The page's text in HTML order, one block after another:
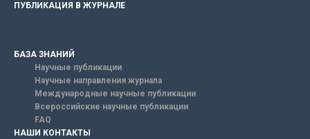
ПУБЛИКАЦИЯ В ЖУРНАЛЕ
БАЗА ЗНАНИЙ
Научные публикации
Научные направления журнала
Международные научные публикации
Всероссийские научные публикации
FAQ
НАШИ КОНТАКТЫ